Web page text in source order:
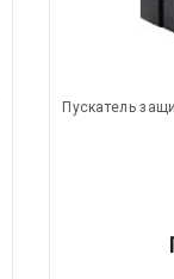
Пускатель